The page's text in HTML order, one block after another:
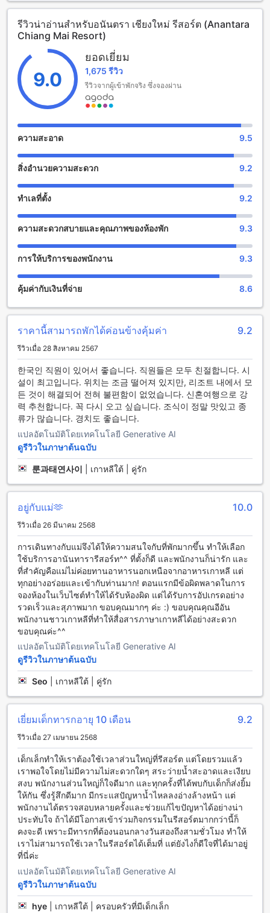
ประสบการณ์การเข้าพักที่ทันสมัยและสะดวกสบาย การเช็คอิน
สามารถทำได้ตั้งแต่เวลา 03:00 หลังเที่ยง และการเช็คเอาท์
สามารถทำได้จนถึงเวลา 12:00 นาฬิกา
โรงแรมไม่อนุญาตให้เด็กพักฟรี อาจมีการเรียกเก็บค่าใช้จ่ายเพิ่ม
เติมสำหรับเด็ก
สนุกสนานกับสิ่งอำนวยความสะดวกใน อนันตรา เชียงใหม่ รี
สอร์ต
สำหรับการพักผ่อนและสนุกสนาน ที่นี่มีร้านค้าให้เลือกซื้อของฝาก
หรือสัมผัสประสบการณ์การสปาที่ยอดเยี่ยมในสปา นอกจากนี้ยังมี
ซาลอน ห้องนวด ห้องอบไอน้ำ และซาวน่าที่ท่านสามารถผ่อน
สวนสวยงามที่ท่านสามารถเดินเล่นและพักผ่อนในบรรยากาศ
เป็นของที่ระลึกให้กับคนที่คุณรัก
หลากหลายให้บริการ ที่นี่คุณสามารถเพลิดเพลินกับการว่ายน้ำใน
สระน้ำในร่ม หรือชมวิวที่สวยงามของสนามกอล์ฟที่ตั้งอยู่ในสถาน
กายตลอด 24 ชั่วโมง และห้องโยคะที่เหมาะสำหรับการฝึกฝนและ
ผ่อนคลาย และสำหรับคุณที่ชอบออกกำลังกายและเล่นกีฬาฟรี ที่นี่
ยังมีฟิตเนสเซ็นเตอร์ฟรีให้บริการอีกด้วย
สิ่งอำนวยความสะดวกที่อนันตรา เชียงใหม่ รีสอร์ต
อนันตรา เชียงใหม่ รีสอร์ต มีสิ่งอำนวยความสะดวกที่หลากหลาย
เพื่อให้คุณมีประสบการณ์การเข้าพักที่สะดวกสบายที่สุด สิ่งอำนวย
ความสะดวกที่คุณสามารถเพลิดเพลินได้รวมถึงการบริการห้องพัก
ตลอด 24 ชั่วโมง เพื่อให้คุณสามารถสั่งอาหารและเครื่องดื่มได้
ตลอดเวลา นอกจากนี้ยังมีบริการซักรีด บริการห้องพัก ตู้เซฟเพื่อ
ให้คุณเก็บของความปลอดภัย บริการประชุม อินเทอร์เน็ตไร้สาย
ในบริเวณสาธารณะ พื้นที่สูบบุหรี่ที่กำหนดไว้ อินเทอร์เน็ตไร้สาย
ฟรีในทุกห้อง บริการซักรีด เช็คอิน/เช็คเอาท์ด่วน ที่เก็บกระเป๋า
เดินทาง และบริการทำความสะอาดห้องประจำวัน
สิ่งอำนวยความสะดวกในการเดินทางที่ อนันตรา เชียงใหม่ รี
สอร์ต
อนันตรา เชียงใหม่ รีสอร์ต มีสิ่งอำนวยความสะดวกในการเดิน
ทางที่หลากหลายเพื่อให้คุณมีประสบการณ์การเดินทางที่สะดวก
สบายและไม่ยุ่งยาก
สำหรับผู้เข้าพักที่มาจากสนามบิน สามารถใช้บริการรถรับส่ง
สนามบินที่โรงแรมได้ ทำให้คุณสามารถเดินทางไปยังโรงแรมได้
อย่างสะดวกและรวดเร็ว
อนันตรา เชียงใหม่ รีสอร์ตยังมีบริการรถแท็กซี่สำหรับผู้เข้าพักที่
ต้องการเดินทางไปยังสถานที่ต่างๆในเมืองเชียงใหม่ และยังมี
บริการจองตั๋วและบริการจองรถเช่าให้คุณสามารถเดินทางไป
สถานที่ต่างๆในเชียงใหม่ได้อย่างสะดวกสบาย
นอกจากนี้ อนันตรา เชียงใหม่ รีสอร์ตยังมีบริการที่จอดรถฟรีและ
บริการจอดรถแบบวาเลตเพื่อให้คุณมีความสะดวกในการเดินทาง
ด้วยรถส่วนตัว
สิ่งอำนวยความสะดวกในห้องที่อนันตรา เชียงใหม่ รีสอร์ต
อนันตรา เชียงใหม่ รีสอร์ต มีสิ่งอำนวยความสะดวกหลากหลายใน
ห้องพักที่ทำให้คุณรู้สึกสะดวกสบายตลอดการเข้าพักของคุณ ห้อง
พักทุกห้องมีเครื่องปรับอากาศเพื่อให้คุณสามารถควบคุมอุณหภูมิใน
ห้องได้ตามต้องการ นอกจากนี้ยังมีเสื้อคลุมอาบน้ำ, หนังสือพิมพ์
รายวัน, เครื่องเป่าผม, โทรทัศน์, มินิบาร์, ระเบียง/ระเบียง, สาย
ดาวเทียม/เคเบิลทีวี, และตู้เย็นให้บริการในห้องพัก
สัมผัสความอร่อยที่อนันตรา เชียงใหม่ รีสอร์ต
อนันตรา เชียงใหม่ รีสอร์ต มีสิ่งอำนวยความสะดวกในการรับ
ประทานอาหารที่หลากหลายและอร่อยมากมาย ที่นี่คุณสามารถ
เพลิดเพลินกับเมนูอาหารต้นตำรับไทยที่อร่อยจนนับวันไม่ถ้วนที่
ร้านอาหารภูเขา ที่นี่คุณสามารถสัมผัสกับความสดชื่นของกาแฟที่
กินได้ที่ร้านกาแฟ 24 ชั่วโมง นอกจากนี้ยังมีบริการห้องอาหารที่ให้
บริการอาหารแบบคอชเริ่มสำหรับผู้ที่ต้องการอาหารที่เป็นเนื้อกับ
รีวิวน่าอ่านสำหรับอนันตรา เชียงใหม่ รีสอร์ต (Anantara
Chiang Mai Resort)
9.0
ยอดเยี่ยม
1,675 รีวิว
รีวิวจากผู้เข้าพักจริง ซึ่งจองผ่าน
ความสะอาด 9.5
สิ่งอำนวยความสะดวก 9.2
ทำเลที่ตั้ง 9.2
ความสะดวกสบายและคุณภาพของห้องพัก 9.3
การให้บริการของพนักงาน 9.3
คุ้มค่ากับเงินที่จ่าย 8.6
ราคานี้สามารถพักได้ค่อนข้างคุ้มค่า 9.2
รีวิวเมื่อ 28 สิงหาคม 2567
한국인 직원이 있어서 좋습니다. 직원들은 모두 친절합니다. 시
설이 최고입니다. 위치는 조금 떨어져 있지만, 리조트 내에서 모
든 것이 해결되어 전혀 불편함이 없었습니다. 신혼여행으로 강
력 추천합니다. 꼭 다시 오고 싶습니다. 조식이 정말 맛있고 종
류가 많습니다. 경치도 좋습니다.
แปลอัตโนมัติโดยเทคโนโลยี Generative AI
ดูรีวิวในภาษาต้นฉบับ
룬과태연사이 เกาหลีใต้ | คู่รัก
อยู่กับแม่🫶 10.0
รีวิวเมื่อ 26 มีนาคม 2568
การเดินทางกับแม่จึงได้ให้ความสนใจกับที่พักมากขึ้น ทำให้เลือก
ใช้บริการอานันทารารีสอร์ท^^ ที่ตั้งก็ดี และพนักงานก็น่ารัก และ
ที่สำคัญคือแม่ไม่ค่อยทานอาหารนอกเหนือจากอาหารเกาหลี แต่
ทุกอย่างอร่อยและเข้ากับท่านมาก! ตอนแรกมีข้อผิดพลาดในการ
จองห้องในเว็บไซต์ทำให้ได้รับห้องผิด แต่ได้รับการอัปเกรดอย่าง
รวดเร็วและสุภาพมาก ขอบคุณมากๆ ค่ะ :) ขอบคุณคุณอีอัน
พนักงานชาวเกาหลีที่ทำให้สื่อสารภาษาเกาหลีได้อย่างสะดวก
ขอบคุณค่ะ^^
แปลอัตโนมัติโดยเทคโนโลยี Generative AI
ดูรีวิวในภาษาต้นฉบับ
Seo เกาหลีใต้ | คู่รัก
เยี่ยมเด็กทารกอายุ 10 เดือน 9.2
รีวิวเมื่อ 27 เมษายน 2568
เด็กเล็กทำให้เราต้องใช้เวลาส่วนใหญ่ที่รีสอร์ต แต่โดยรวมแล้ว
เราพอใจโดยไม่มีความไม่สะดวกใดๆ สระว่ายน้ำสะอาดและเงียบ
สงบ พนักงานส่วนใหญ่ก็ใจดีมาก และทุกครั้งที่ได้พบกับเด็กก็ส่งยิ้ม
ให้กัน ซึ่งรู้สึกดีมาก มีกระแสปัญหาน้ำไหลลงอ่างล้างหน้า แต่
พนักงานได้ตรวจสอบหลายครั้งและช่วยแก้ไขปัญหาได้อย่างน่า
ประทับใจ ถ้าได้มีโอกาสเข้าร่วมกิจกรรมในรีสอร์ตมากกว่านี้ก็
คงจะดี เพราะมีทารกที่ต้องนอนกลางวันสองถึงสามชั่วโมง ทำให้
เราไม่สามารถใช้เวลาในรีสอร์ตได้เต็มที่ แต่ยังไงก็ดีใจที่ได้มาอยู่
ที่นี่ค่ะ
แปลอัตโนมัติโดยเทคโนโลยี Generative AI
ดูรีวิวในภาษาต้นฉบับ
hye เกาหลีใต้ | ครอบครัวที่มีเด็กเล็ก